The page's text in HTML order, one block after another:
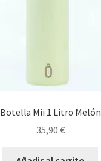
Botella Mii 1 Litro Melón
35,90 €